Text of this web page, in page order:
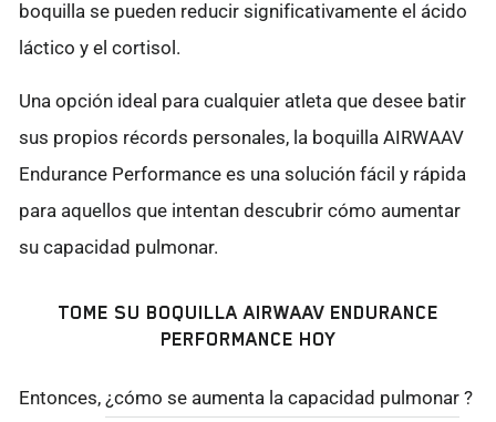
boquilla se pueden reducir significativamente el ácido
láctico y el cortisol.
Una opción ideal para cualquier atleta que desee batir
sus propios récords personales, la boquilla AIRWAAV
Endurance Performance es una solución fácil y rápida
para aquellos que intentan descubrir cómo aumentar
su capacidad pulmonar.
TOME SU BOQUILLA AIRWAAV ENDURANCE
PERFORMANCE HOY
Entonces, ¿cómo se aumenta la capacidad pulmonar ?